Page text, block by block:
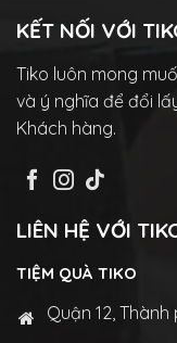
KẾT NỐI VỚI
Tiko luôn mong
và ý nghĩa để đổi
Khách hàng.
LIÊN HỆ VỚI
TIỆM QUÀ TIKO
Quận 12, Thành